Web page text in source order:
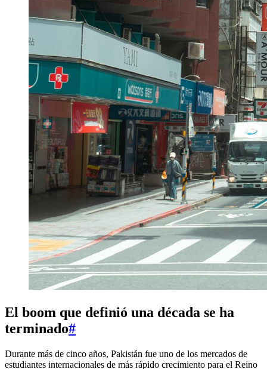
El boom que definió una década se ha
terminado#
Durante más de cinco años, Pakistán fue uno de los mercados de
estudiantes internacionales de más rápido crecimiento para el Reino